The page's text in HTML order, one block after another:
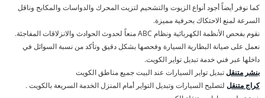
كما نوفر أيضاً أجود أنواع الزيوت والتشحيم لتزيت المحرك والدواسات والمكابح وناقل
السرعة لمنع الاحتكاك بحرفية مميزة.
نقوم بفحص الأنظمة الكهربائية ونظام ABC منعاً لحدوث الحوادث والانزلاقات المفاجئة.
نعمل على صيانة البطارية السيارة وفحصها بشكل دقيق وتأكد من نسبة السوائل في
داخلها عبر فني خدمة تبديل تواير الكويت.
بنشر متنقلتبديل تواير السيارات عند البيت جميع مناطق الكويت
كراج متنقل لتصليح السيارات وتبديل التواير أمام المنزل الخدمة السريعة بالكويت .